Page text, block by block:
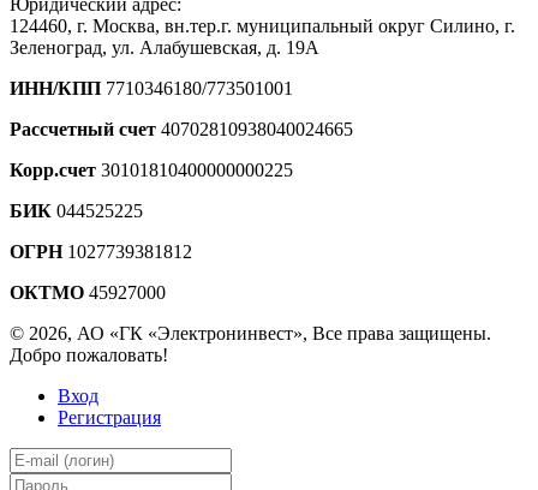
124460, г. Москва, вн.тер.г. муниципальный округ Силино, г.
Зеленоград, ул. Алабушевская, д. 19А
ИНН/КПП 7710346180/773501001
Рассчетный счет 40702810938040024665
Корр.счет 30101810400000000225
БИК 044525225
ОГРН1027739381812
ОКТМО 45927000
© 2026, АО «ГК «Электронинвест», Все права защищены.
Добро пожаловать!
Вход
Регистрация